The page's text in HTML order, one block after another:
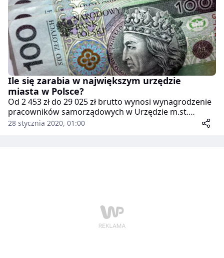
Ile się zarabia w największym urzędzie
miasta w Polsce?
Od 2 453 zł do 29 025 zł brutto wynosi wynagrodzenie
pracowników samorządowych w Urzędzie m.st.
Warszawy. Średnia pensja w ratuszu to 6 979 zł.
28 stycznia 2020, 01:00